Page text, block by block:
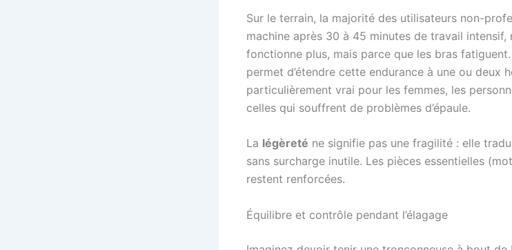
Sur le terrain, la majorité des utilisateurs non-
machine après 30 à 45 minutes de travail intensif,
fonctionne plus, mais parce que les bras
permet d’étendre cette endurance à une ou deux
particulièrement vrai pour les femmes, les
celles qui souffrent de problèmes d’épaule.
La légèreté ne signifie pas une fragilité : elle
sans surcharge inutile. Les pièces essentielles
restent renforcées.
Équilibre et contrôle pendant l’élagage